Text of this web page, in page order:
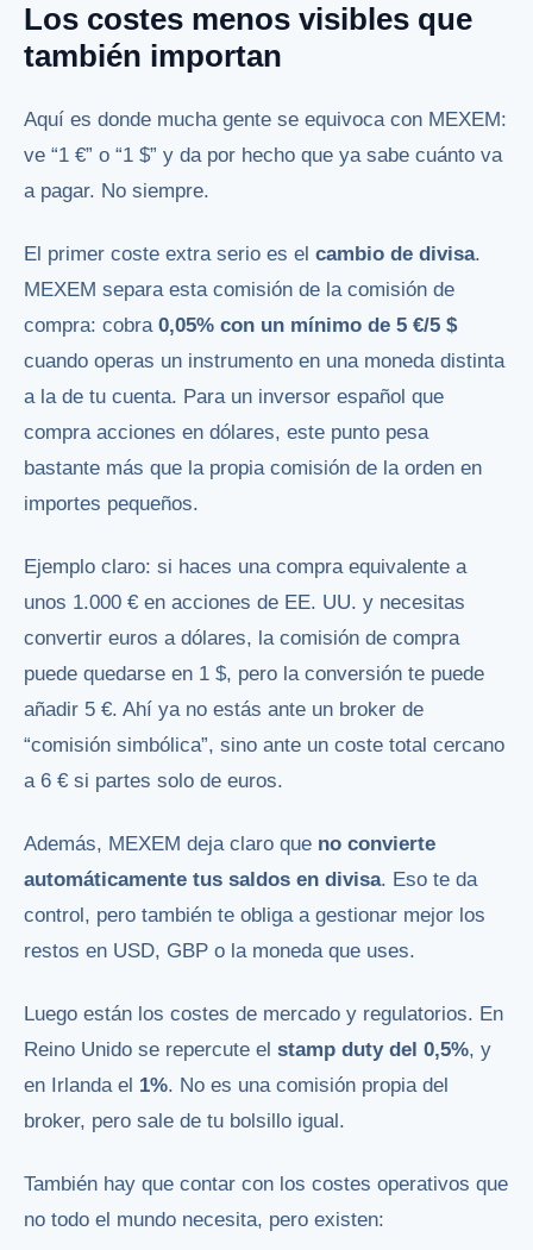
Los costes menos visibles que
también importan
Aquí es donde mucha gente se equivoca con MEXEM:
ve “1 €” o “1 $” y da por hecho que ya sabe cuánto va
a pagar. No siempre.
El primer coste extra serio es el cambio de divisa.
MEXEM separa esta comisión de la comisión de
compra: cobra 0,05% con un mínimo de 5 €/5 $
cuando operas un instrumento en una moneda distinta
a la de tu cuenta. Para un inversor español que
compra acciones en dólares, este punto pesa
bastante más que la propia comisión de la orden en
importes pequeños.
Ejemplo claro: si haces una compra equivalente a
unos 1.000 € en acciones de EE. UU. y necesitas
convertir euros a dólares, la comisión de compra
puede quedarse en 1 $, pero la conversión te puede
añadir 5 €. Ahí ya no estás ante un broker de
“comisión simbólica”, sino ante un coste total cercano
a 6 € si partes solo de euros.
Además, MEXEM deja claro que no convierte
automáticamente tus saldos en divisa. Eso te da
control, pero también te obliga a gestionar mejor los
restos en USD, GBP o la moneda que uses.
Luego están los costes de mercado y regulatorios. En
Reino Unido se repercute el stamp duty del 0,5%, y
en Irlanda el 1%. No es una comisión propia del
broker, pero sale de tu bolsillo igual.
También hay que contar con los costes operativos que
no todo el mundo necesita, pero existen: